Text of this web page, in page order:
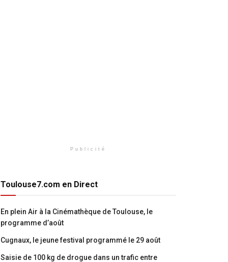
Publicité
Toulouse7.com en Direct
En plein Air à la Cinémathèque de Toulouse, le
programme d’août
Cugnaux, le jeune festival programmé le 29 août
Saisie de 100 kg de drogue dans un trafic entre